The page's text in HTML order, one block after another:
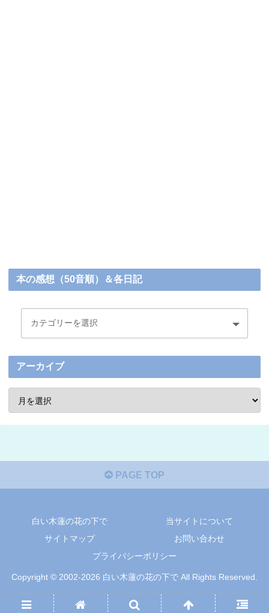
本の感想（50音順）＆各日記
アーカイブ
PAGE TOP
白い木蓮の花の下で
当サイトについて
サイトマップ
お問い合わせ
プライバシーポリシー
Copyright © 2002-2026 白い木蓮の花の下で All Rights Reserved.